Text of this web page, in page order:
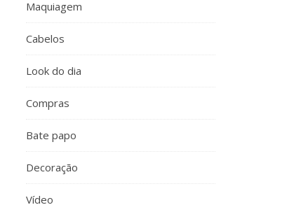
Maquiagem
Cabelos
Look do dia
Compras
Bate papo
Decoração
Vídeo